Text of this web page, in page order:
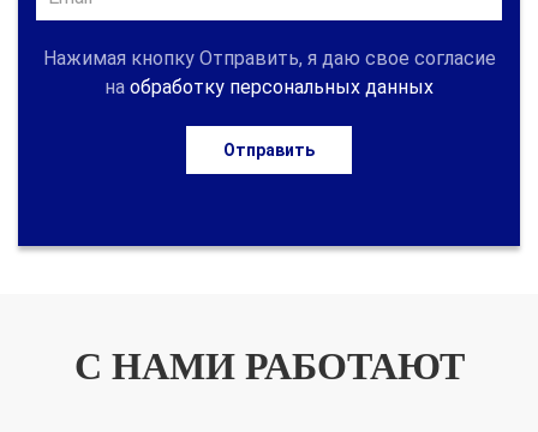
Нажимая кнопку Отправить, я даю свое согласие
на обработку персональных данных
Отправить
С НАМИ РАБОТАЮТ